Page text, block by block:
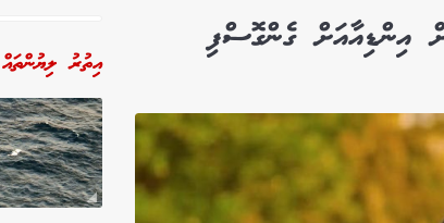
އިންޑިއާއަށް ގެންގޮސްފި
އިތުރު ލިޔުންތައް